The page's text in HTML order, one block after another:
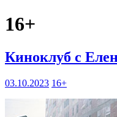
16+
Киноклуб с
03.10.2023 16+